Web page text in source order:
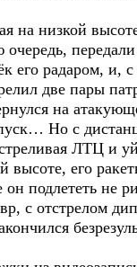
на низкой
передали
его радаром,
две пары
на
Но с
ЛТЦ и
его
подлететь не
с отстрелом